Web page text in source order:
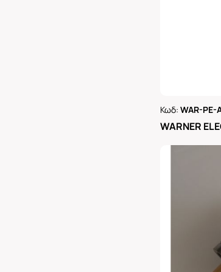
Κωδ: WAR-PE-
WARNER